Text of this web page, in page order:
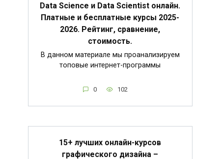
Data Science и Data Scientist онлайн.
Платные и бесплатные курсы 2025-
2026. Рейтинг, сравнение,
стоимость.
В данном материале мы проанализируем
топовые интернет-программы
0 102
15+ лучших онлайн-курсов
графического дизайна –